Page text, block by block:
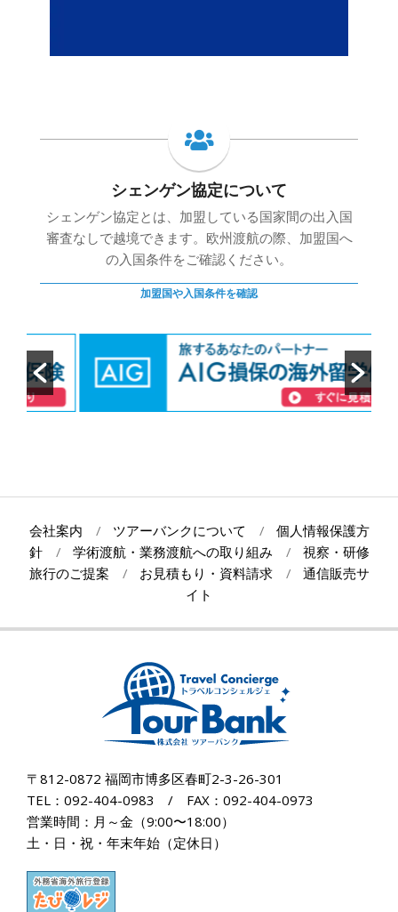
シェンゲン協定について
シェンゲン協定とは、加盟している国家間の出入国
審査なしで越境できます。欧州渡航の際、加盟国へ
の入国条件をご確認ください。
加盟国や入国条件を確認
03-
会社案内 ツアーバンクについて
個人情報保護方
針
学術渡航・業務渡航への取り組み
視察・研修
旅行のご提案
お見積もり・資料請求
通信販売サ
イト
〒812-0872 福岡市博多区春町2-3-26-301
TEL：092-404-0983 / FAX：092-404-0973
営業時間：月～金（9:00〜18:00）
土・日・祝・年末年始（定休日）